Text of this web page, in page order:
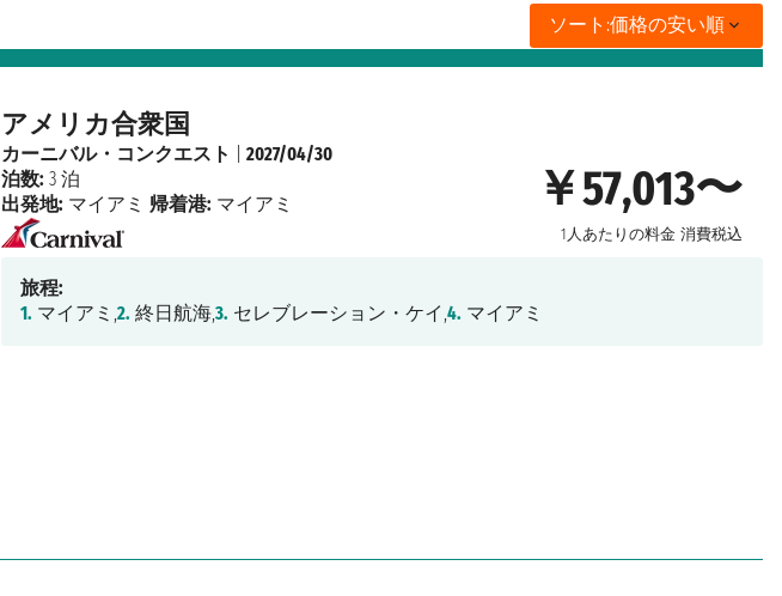
ソート:価格の安い順
アメリカ合衆国
￥57,013〜
1人あたりの料金 消費税込
カーニバル・コンクエスト
2027/04/30
泊数: 3 泊
出発地: マイアミ 帰着港: マイアミ
旅程:
1. マイアミ,2. 終日航海,3. セレブレーション・ケイ,4. マイアミ